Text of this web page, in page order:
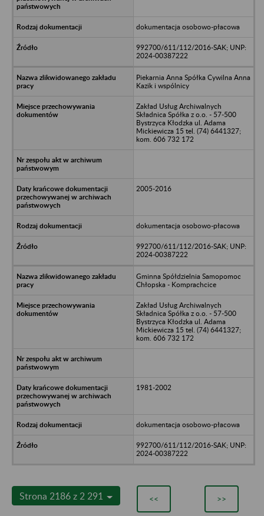
dokumentacja osobowo-płacowa
992700/611/112/2016-SAK; UNP:
2024-00387222
Piekarnia Anna Spółka Cywilna Anna
Kazik i wspólnicy
Zakład Usług Archiwalnych
Składnica Spółka z o.o. - 57-500
Bystrzyca Kłodzka ul. Adama
Mickiewicza 15 tel. (74) 6441327;
kom. 606 732 172
2005-2016
dokumentacja osobowo-płacowa
992700/611/112/2016-SAK; UNP:
2024-00387222
Gminna Spółdzielnia Samopomoc
Chłopska - Komprachcice
Zakład Usług Archiwalnych
Składnica Spółka z o.o. - 57-500
Bystrzyca Kłodzka ul. Adama
Mickiewicza 15 tel. (74) 6441327;
kom. 606 732 172
1981-2002
dokumentacja osobowo-płacowa
992700/611/112/2016-SAK; UNP:
2024-00387222
Strona 2186 z 2 291 << >>